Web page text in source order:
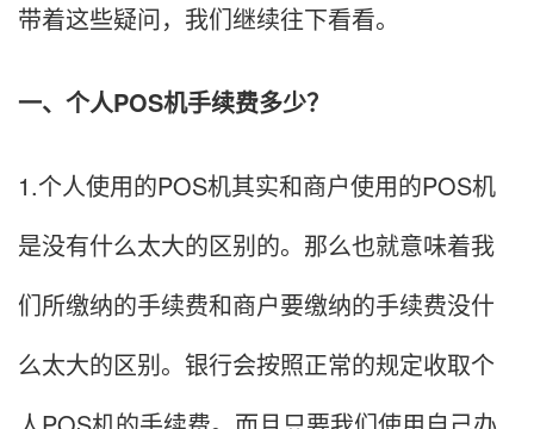
带着这些疑问，我们继续往下看看。
一、个人POS机手续费多少？
1.个人使用的POS机其实和商户使用的POS机
是没有什么太大的区别的。那么也就意味着我
们所缴纳的手续费和商户要缴纳的手续费没什
么太大的区别。银行会按照正常的规定收取个